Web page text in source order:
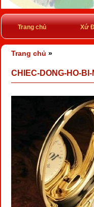
Trang chủ Xứ
Trang chủ »
CHIEC-DONG-HO-BI-